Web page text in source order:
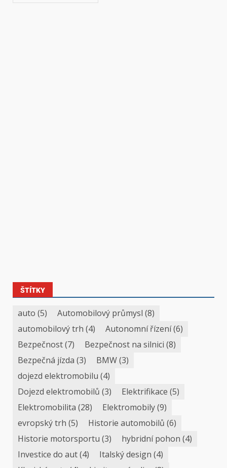
ŠTÍTKY
auto (5) Automobilový průmysl (8)
automobilový trh (4) Autonomní řízení(6)
Bezpečnost(7) Bezpečnost na silnici (8)
Bezpečná jízda (3) BMW(3)
dojezd elektromobilu (4)
Dojezd elektromobilů (3) Elektrifikace (5)
Elektromobilita (28) Elektromobily(9)
evropský trh (5) Historie automobilů (6)
Historie motorsportu (3) hybridní pohon (4)
Investice do aut(4) Italský design (4)